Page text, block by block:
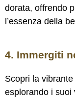
dorata, offrendo
l’essenza della
4. Immergiti
Scopri la
esplorando i suoi